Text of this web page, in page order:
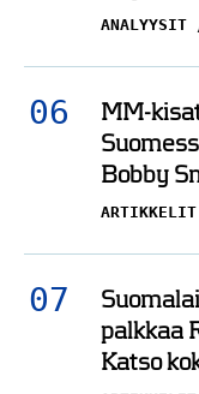
MM-
Bobby
ARTIKKELIT
palkkaa
Katso
ARTIKKELIT